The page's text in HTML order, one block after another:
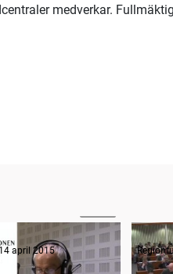
medverkar.
del 2
april 2015